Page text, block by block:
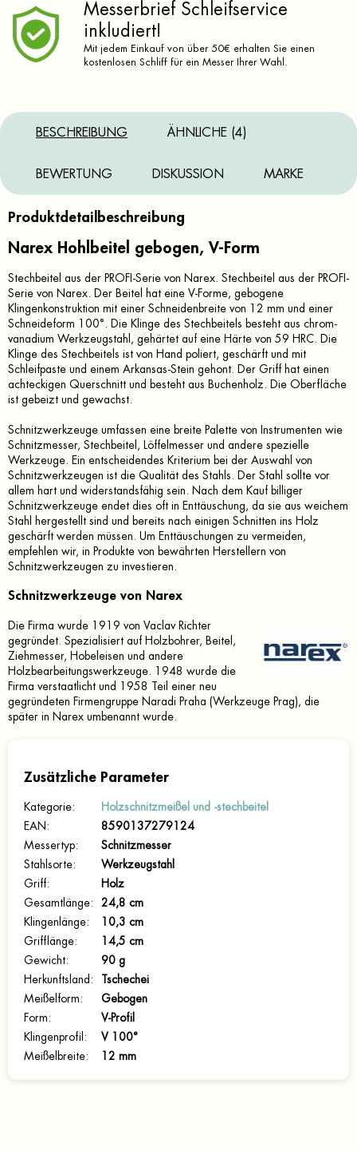
Messerbrief Schleifservice
inkludiert!
Mit jedem Einkauf von über 50€ erhalten Sie einen
kostenlosen Schliff für ein Messer Ihrer Wahl.
BESCHREIBUNG ÄHNLICHE (4)
BEWERTUNG DISKUSSION MARKE
Produktdetailbeschreibung
Narex Hohlbeitel gebogen, V-Form
Stechbeitel aus der PROFI-Serie von Narex. Stechbeitel aus der PROFI-
Serie von Narex. Der Beitel hat eine V-Forme, gebogene
Klingenkonstruktion mit einer Schneidenbreite von 12 mm und einer
Schneideform 100°. Die Klinge des Stechbeitels besteht aus chrom-
vanadium Werkzeugstahl, gehärtet auf eine Härte von 59 HRC. Die
Klinge des Stechbeitels ist von Hand poliert, geschärft und mit
Schleifpaste und einem Arkansas-Stein gehont. Der Griff hat einen
achteckigen Querschnitt und besteht aus Buchenholz. Die Oberfläche
ist gebeizt und gewachst.
Schnitzwerkzeuge umfassen eine breite Palette von Instrumenten wie
Schnitzmesser, Stechbeitel, Löffelmesser und andere spezielle
Werkzeuge. Ein entscheidendes Kriterium bei der Auswahl von
Schnitzwerkzeugen ist die Qualität des Stahls. Der Stahl sollte vor
allem hart und widerstandsfähig sein. Nach dem Kauf billiger
Schnitzwerkzeuge endet dies oft in Enttäuschung, da sie aus weichem
Stahl hergestellt sind und bereits nach einigen Schnitten ins Holz
geschärft werden müssen. Um Enttäuschungen zu vermeiden,
empfehlen wir, in Produkte von bewährten Herstellern von
Schnitzwerkzeugen zu investieren.
Schnitzwerkzeuge von Narex
Die Firma wurde 1919 von Vaclav Richter
gegründet. Spezialisiert auf Holzbohrer, Beitel,
Ziehmesser, Hobeleisen und andere
Holzbearbeitungswerkzeuge. 1948 wurde die
Firma verstaatlicht und 1958 Teil einer neu
gegründeten Firmengruppe Naradi Praha (Werkzeuge Prag), die
später in Narex umbenannt wurde.
Zusätzliche Parameter
Kategorie:
Holzschnitzmeißel und -stechbeitel
EAN :
8590137279124
Messertyp:
Schnitzmesser
Stahlsorte:
Werkzeugstahl
Griff:
Holz
Gesamtlänge:
24,8 cm
Klingenlänge:
10,3 cm
Grifflänge:
14,5 cm
Gewicht:
90 g
Herkunftsland :
Tschechei
Meißelform :
Gebogen
Form :
V-Profil
Klingenprofil :
V 100°
Meißelbreite: 12 mm